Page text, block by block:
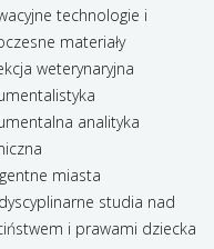
technologie i
materiały
weterynaryjna
analityka
miasta
studia nad
i prawami dziecka